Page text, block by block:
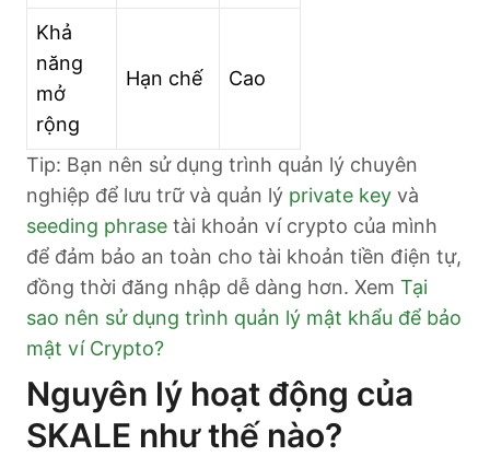
Khả
năng
mở
rộng
Hạn chế Cao
Tip: Bạn nên sử dụng trình quản lý chuyên
nghiệp để lưu trữ và quản lý private key và
seeding phrase tài khoản ví crypto của mình
để đảm bảo an toàn cho tài khoản tiền điện tự,
đồng thời đăng nhập dễ dàng hơn. Xem Tại
sao nên sử dụng trình quản lý mật khẩu để bảo
mật ví Crypto?
Nguyên lý hoạt động của
SKALE như thế nào?